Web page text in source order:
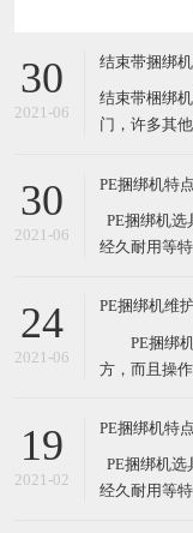
30
2021-06
结束带捆绑
结束带梱绑
门，许多其
板） 通过自
30
2021-06
PE捆绑机特
PE捆绑机
经久耐用等
其体积小巧
捆包机的电
24
2021-06
PE捆绑机维
PE捆绑机
方，而且操
开始使用PE
约了人力运
医药、五金、
19
2021-02
PE捆绑机特
PE捆绑机
经久耐用等